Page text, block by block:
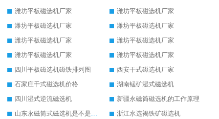
潍坊平板磁选机厂家
潍坊平板磁选机厂家
潍坊平板磁选机厂家
潍坊平板磁选机厂家
潍坊平板磁选机厂家
潍坊平板磁选机厂家
潍坊平板磁选机厂家
潍坊平板磁选机厂家
四川平板磁选机磁铁排列图
西安干式磁选机厂家
石家庄干式磁选机价格
湖南锰矿湿式磁选机
四川湿式逆流磁选机
新疆永磁筒磁选机的工作原理
山东永磁筒式磁选机是不是强磁
浙江水选褐铁矿磁选机